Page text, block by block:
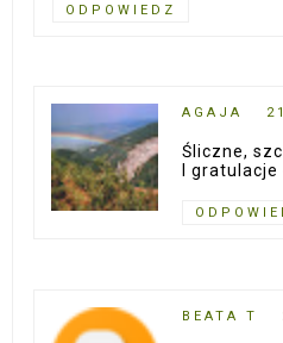
ODPOWIEDZ
AGAJA
Śliczne,
I
BEATA T